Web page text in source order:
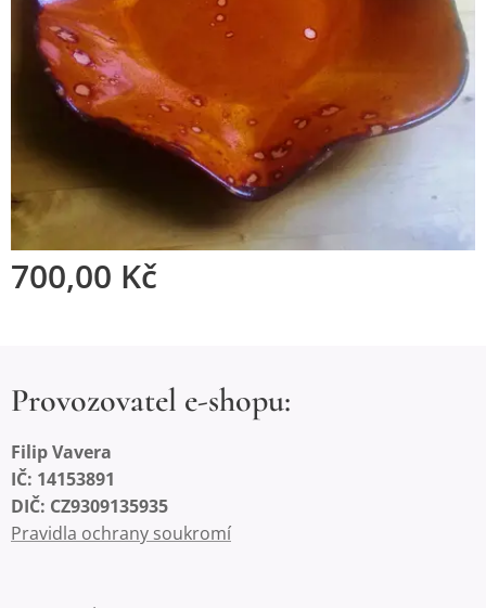
700,00 Kč
Provozovatel e-shopu:
Filip Vavera
IČ: 14153891
DIČ: CZ9309135935
Pravidla ochrany soukromí